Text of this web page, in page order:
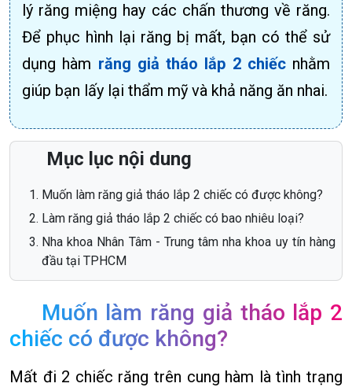
lý răng miệng hay các chấn thương về răng.
Để phục hình lại răng bị mất, bạn có thể sử
dụng hàm răng giả tháo lắp 2 chiếcnhằm
giúp bạn lấy lại thẩm mỹ và khả năng ăn nhai.
Mục lục nội dung
Muốn làm răng giả tháo lắp 2 chiếc có được không?
Làm răng giả tháo lắp 2 chiếc có bao nhiêu loại?
Nha khoa Nhân Tâm - Trung tâm nha khoa uy tín hàng
đầu tại TPHCM
Muốn làm răng giả tháo lắp 2
chiếc có được không?
Mất đi 2 chiếc răng trên cung hàm là tình trạng